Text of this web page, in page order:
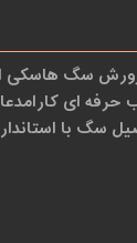
سگ هاسکی
حرفه ای
سگ با